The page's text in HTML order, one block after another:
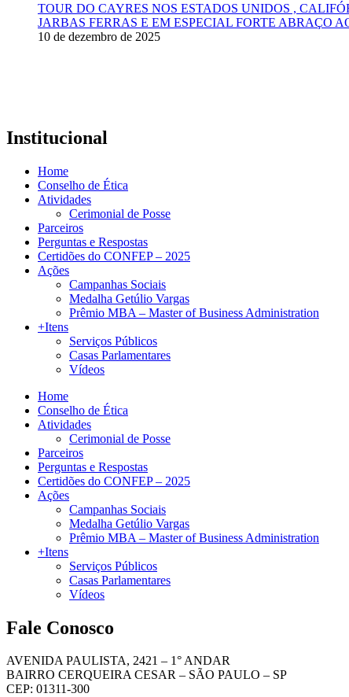
TOUR DO CAYRES NOS ESTADOS UNIDOS ,
JARBAS FERRAS E EM ESPECIAL FORTE ABRAÇO
10 de dezembro de 2025
Institucional
Home
Conselho de Ética
Atividades
Cerimonial de Posse
Parceiros
Perguntas e Respostas
Certidões do CONFEP – 2025
Ações
Campanhas Sociais
Medalha Getúlio Vargas
Prêmio MBA – Master of Business Administration
+Itens
Serviços Públicos
Casas Parlamentares
Vídeos
Home
Conselho de Ética
Atividades
Cerimonial de Posse
Parceiros
Perguntas e Respostas
Certidões do CONFEP – 2025
Ações
Campanhas Sociais
Medalha Getúlio Vargas
Prêmio MBA – Master of Business Administration
+Itens
Serviços Públicos
Casas Parlamentares
Vídeos
Fale Conosco
AVENIDA PAULISTA, 2421 – 1° ANDAR
BAIRRO CERQUEIRA CESAR – SÃO PAULO – SP
CEP: 01311-300